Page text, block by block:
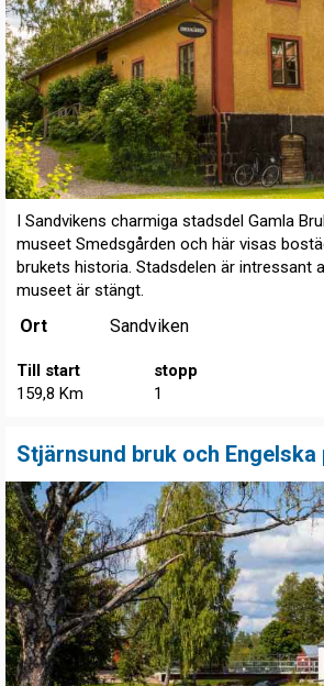
I Sandvikens charmiga stadsdel Gamla
museet Smedsgården och här visas
brukets historia. Stadsdelen är intressant
museet är stängt.
Ort Sandviken
Till start
159,8 Km
stopp
1
Stjärnsund bruk och Engelska